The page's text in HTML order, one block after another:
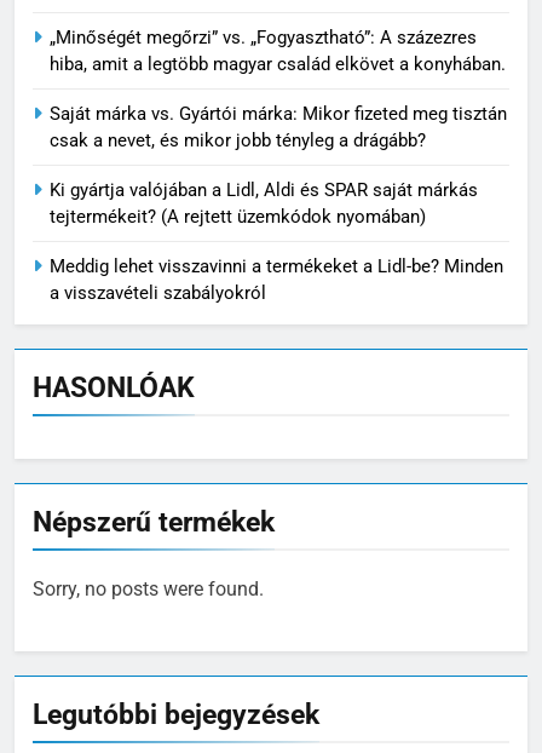
„Minőségét megőrzi” vs. „Fogyasztható”: A százezres
hiba, amit a legtöbb magyar család elkövet a konyhában.
Saját márka vs. Gyártói márka: Mikor fizeted meg tisztán
csak a nevet, és mikor jobb tényleg a drágább?
Ki gyártja valójában a Lidl, Aldi és SPAR saját márkás
tejtermékeit? (A rejtett üzemkódok nyomában)
Meddig lehet visszavinni a termékeket a Lidl-be? Minden
a visszavételi szabályokról
HASONLÓAK
Népszerű termékek
Sorry, no posts were found.
Legutóbbi bejegyzések